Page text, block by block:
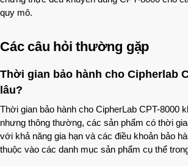
quy mô.
Các câu hỏi thường gặp
Thời gian bảo hành cho Cipherlab
lâu?
Thời gian bảo hành cho CipherLab CPT-8000
nhưng thông thường, các sản phẩm có thời
với khả năng gia hạn và các điều khoản bảo
thuộc vào các danh mục sản phẩm cụ thể